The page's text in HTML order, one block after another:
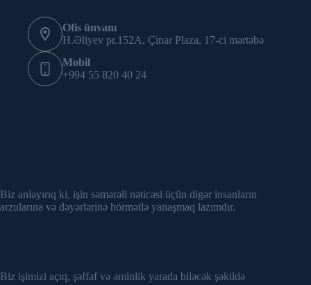
Ofis ünvanı
H.Əliyev pr.152A, Çinar Plaza, 17-ci mərtəbə
Mobil
+994 55 820 40 24
Biz anlayırıq ki, işin səmərəli nəticəsi üçün digər insanların
arzularına və dəyərlərinə hörmətlə yanaşmaq lazımdır.
Biz işimizi açıq, şəffaf və əminlik yarada biləcək şəkildə